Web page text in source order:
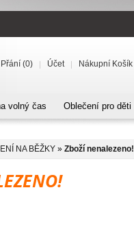
(0) Účet Nákupní Košík
volný čas Oblečení pro děti
NA BĚŽKY » Zboží nenalezeno!